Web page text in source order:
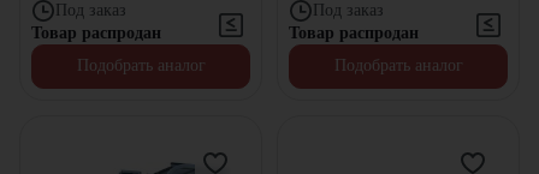
Под заказ
Товар распродан
Подобрать аналог
Под заказ
Товар распродан
Подобрать аналог